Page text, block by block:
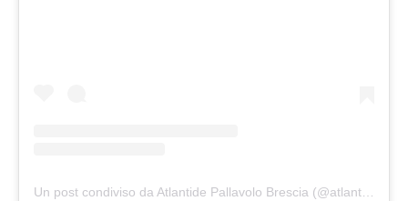
Un post condiviso da Atlantide Pallavolo Brescia (@atlantide.pallavolo.brescia)